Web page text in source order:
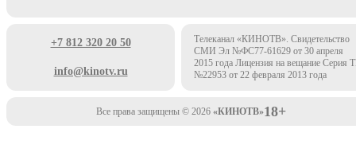
+7 812 320 20 50
info@kinotv.ru
Телеканал «КИНОТВ». Свидетельство
СМИ Эл №ФС77-61629 от 30 апреля
2015 года Лицензия на вещание Серия
№22953 от 22 февраля 2013 года
Все права защищены © 2026 «КИНОТВ»18+